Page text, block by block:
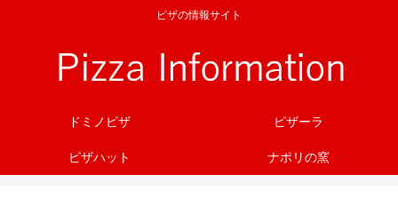
ピザの情報サイト
ドミノピザ ピザーラ
ピザハット ナポリの窯